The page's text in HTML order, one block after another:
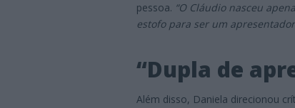
pessoa. “O Cláudio nasceu
estofo para ser um
“Dupla de
Além disso, Daniela direcionou